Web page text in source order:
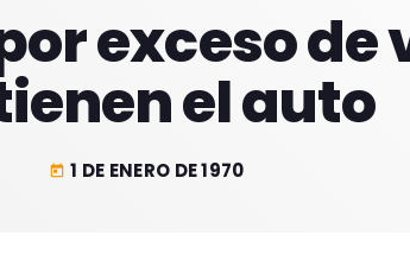
exceso de
el auto
today 1 DE ENERO DE 1970